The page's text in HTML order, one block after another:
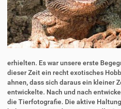
erhielten. Es war unsere erste
dieser Zeit ein recht exotisches
ahnen, dass sich daraus ein kleiner
entwickelte. Nach und nach
die Tierfotografie. Die aktive